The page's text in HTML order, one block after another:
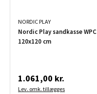
NORDIC PLAY
Nordic Play sandkasse WPC
120x120 cm
1.061,00 kr.
Lev. omk. tillægges